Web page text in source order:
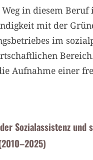
in diesem Beruf
mit der
im
Aufnahme einer
Sozialassistenz und